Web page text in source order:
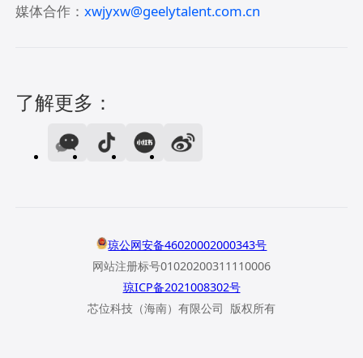
媒体合作：xwjyxw@geelytalent.com.cn
了解更多：
琼公网安备46020002000343号
网站注册标号01020200311110006
琼ICP备2021008302号
芯位科技（海南）有限公司 版权所有